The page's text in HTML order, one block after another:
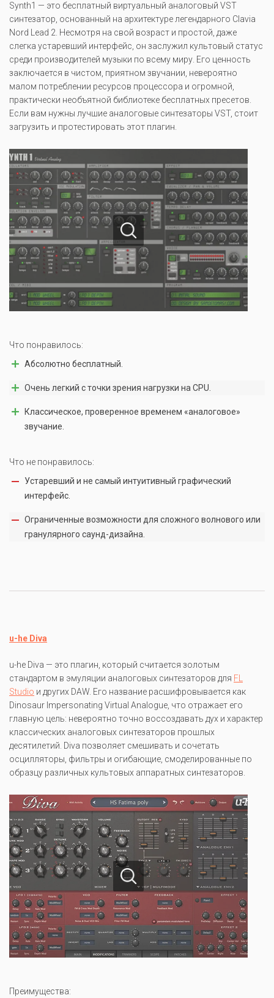
Synth1 — это бесплатный виртуальный аналоговый VST
синтезатор, основанный на архитектуре легендарного Clavia
Nord Lead 2. Несмотря на свой возраст и простой, даже
слегка устаревший интерфейс, он заслужил культовый статус
среди производителей музыки по всему миру. Его ценность
заключается в чистом, приятном звучании, невероятно
малом потреблении ресурсов процессора и огромной,
практически необъятной библиотеке бесплатных пресетов.
Если вам нужны лучшие аналоговые синтезаторы VST, стоит
загрузить и протестировать этот плагин.
Что понравилось:
Абсолютно бесплатный.
Очень легкий с точки зрения нагрузки на CPU.
Классическое, проверенное временем «аналоговое»
звучание.
Что не понравилось:
Устаревший и не самый интуитивный графический
интерфейс.
Ограниченные возможности для сложного волнового или
гранулярного саунд-дизайна.
u-he Diva
u-he Diva — это плагин, который считается золотым
стандартом в эмуляции аналоговых синтезаторов для FL
Studio и других DAW. Его название расшифровывается как
Dinosaur Impersonating Virtual Analogue, что отражает его
главную цель: невероятно точно воссоздавать дух и характер
классических аналоговых синтезаторов прошлых
десятилетий. Diva позволяет смешивать и сочетать
осцилляторы, фильтры и огибающие, смоделированные по
образцу различных культовых аппаратных синтезаторов.
Преимущества: